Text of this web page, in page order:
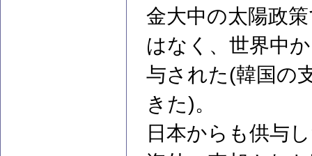
金大中の太陽政
はなく、世界中
与された(韓国の
きた)。
日本からも供与